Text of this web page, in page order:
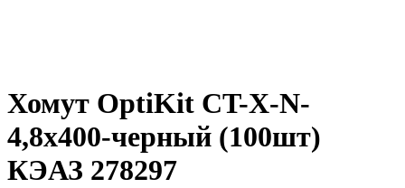
Хомут OptiKit CT-Х-N-
4,8х400-черный (100шт)
КЭАЗ 278297